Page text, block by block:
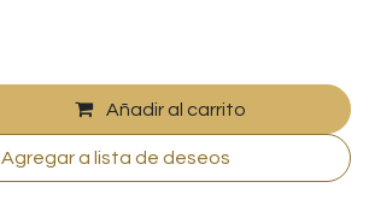
Añadir al carrito
Agregar a lista de deseos